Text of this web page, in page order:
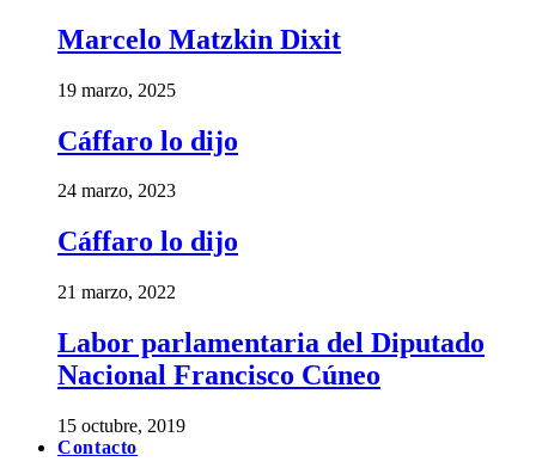
Marcelo Matzkin Dixit
19 marzo, 2025
Cáffaro lo dijo
24 marzo, 2023
Cáffaro lo dijo
21 marzo, 2022
Labor parlamentaria del Diputado
Nacional Francisco Cúneo
15 octubre, 2019
Contacto